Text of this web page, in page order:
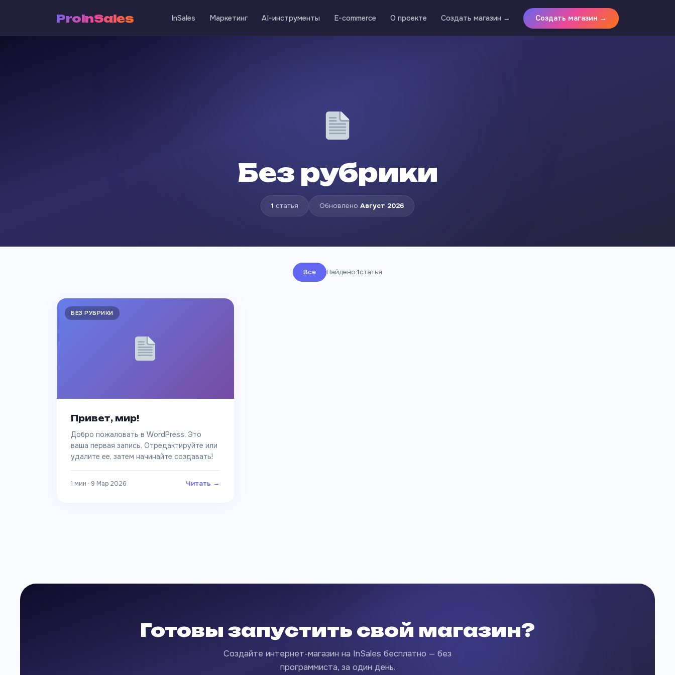
ProInSales InSales Маркетинг AI-инструменты E-commerce О проекте Создать магазин → Создать магазин →
Без рубрики
1 статья Обновлено Август 2026
Все Найдено:1статья
БЕЗ РУБРИКИ
Привет, мир!
Добро пожаловать в WordPress. Это
ваша первая запись. Отредактируйте или
удалите ее, затем начинайте создавать!
1 мин · 9 Мар 2026 Читать →
Готовы запустить свой магазин?
Создайте интернет-магазин на InSales бесплатно — без
программиста, за один день.
Связаться с нами